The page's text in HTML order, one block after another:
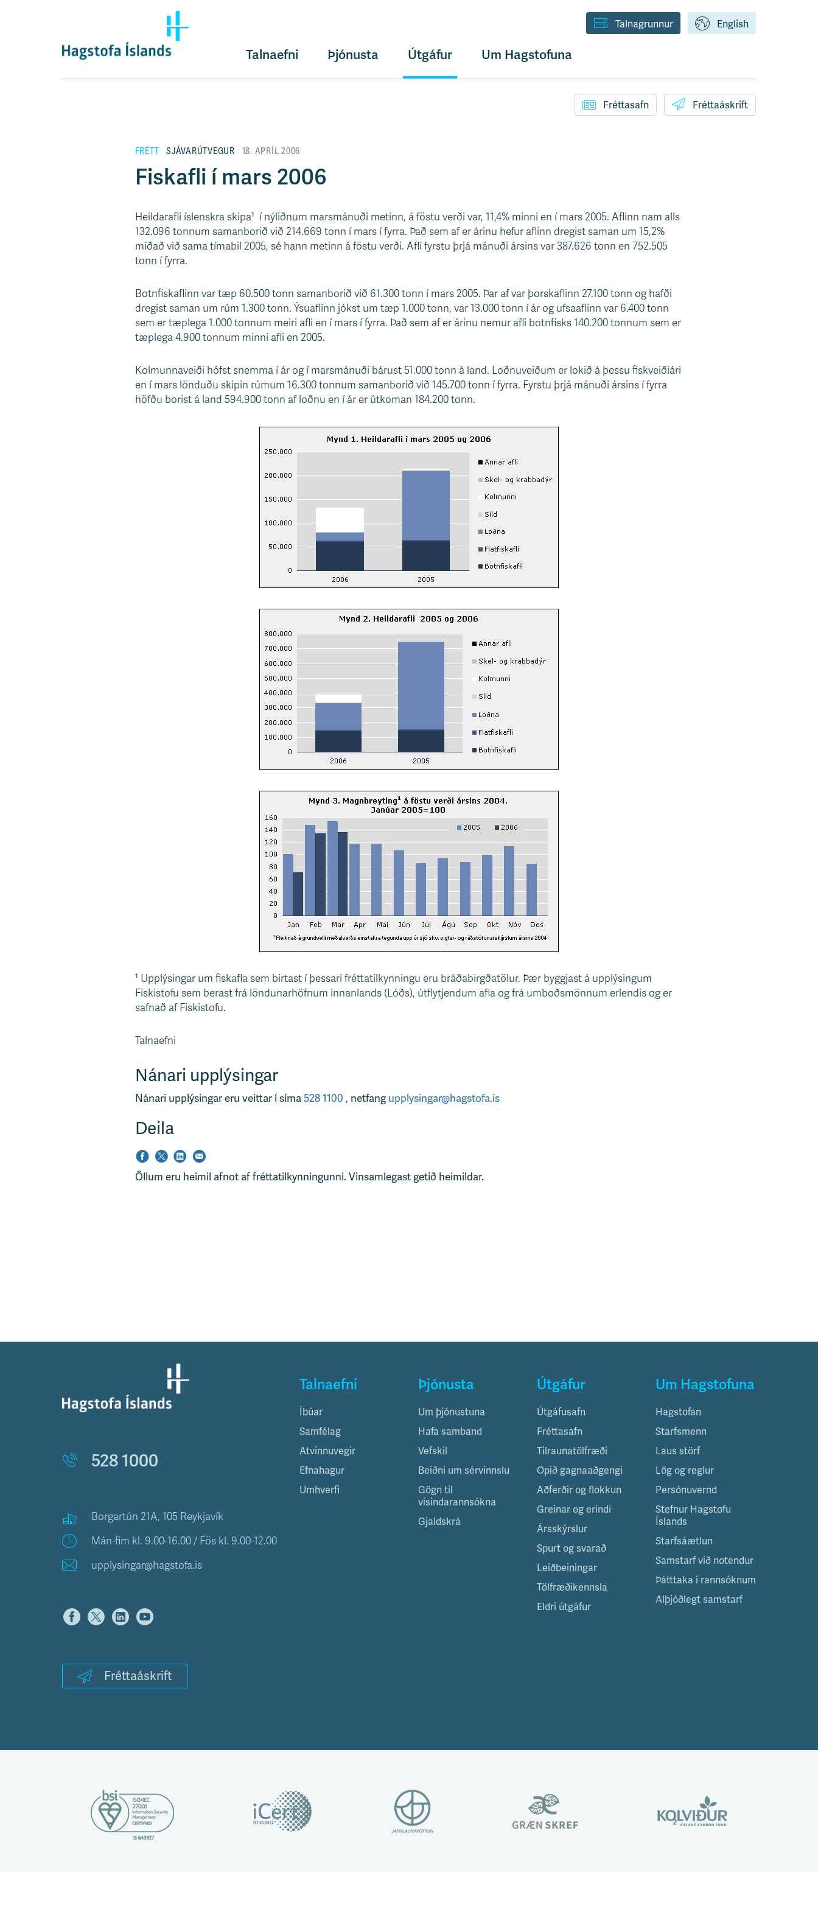
English
Talnagrunnur
Talnaefni Þjónusta Útgáfur Um Hagstofuna
Fréttasafn Fréttaáskrift
FRÉTT SJÁVARÚTVEGUR 18. APRÍL 2006
Fiskafli í mars 2006
Heildarafli íslenskra skipa¹ í nýliðnum marsmánuði metinn, á föstu verði var, 11,4% minni en í mars 2005. Aflinn nam alls
132.096 tonnum samanborið við 214.669 tonn í mars í fyrra. Það sem af er árinu hefur aflinn dregist saman um 15,2%
miðað við sama tímabil 2005, sé hann metinn á föstu verði. Afli fyrstu þrjá mánuði ársins var 387.626 tonn en 752.505
tonn í fyrra.
Botnfiskaflinn var tæp 60.500 tonn samanborið við 61.300 tonn í mars 2005. Þar af var þorskaflinn 27.100 tonn og hafði
dregist saman um rúm 1.300 tonn. Ýsuaflinn jókst um tæp 1.000 tonn, var 13.000 tonn í ár og ufsaaflinn var 6.400 tonn
sem er tæplega 1.000 tonnum meiri afli en í mars í fyrra. Það sem af er árinu nemur afli botnfisks 140.200 tonnum sem er
tæplega 4.900 tonnum minni afli en 2005.
Kolmunnaveiði hófst snemma í ár og í marsmánuði bárust 51.000 tonn á land. Loðnuveiðum er lokið á þessu fiskveiðiári
en í mars lönduðu skipin rúmum 16.300 tonnum samanborið við 145.700 tonn í fyrra. Fyrstu þrjá mánuði ársins í fyrra
höfðu borist á land 594.900 tonn af loðnu en í ár er útkoman 184.200 tonn.
¹ Upplýsingar um fiskafla sem birtast í þessari fréttatilkynningu eru bráðabirgðatölur. Þær byggjast á upplýsingum
Fiskistofu sem berast frá löndunarhöfnum innanlands (Lóðs), útflytjendum afla og frá umboðsmönnum erlendis og er
safnað af Fiskistofu.
Talnaefni
Nánari upplýsingar
Nánari upplýsingar eru veittar í síma528 1100 , netfangupplysingar@hagstofa.is
Deila
Öllum eru heimil afnot af fréttatilkynningunni. Vinsamlegast getið heimildar.
528 1000
Borgartún 21A, 105 Reykjavík
Mán-fim kl. 9.00-16.00 / Fös kl. 9.00-12.00
upplysingar@hagstofa.is
Fréttaáskrift
Talnaefni
Íbúar
Samfélag
Atvinnuvegir
Efnahagur
Umhverfi
Þjónusta
Um þjónustuna
Hafa samband
Vefskil
Beiðni um sérvinnslu
Gögn til
vísindarannsókna
Gjaldskrá
Útgáfur
Útgáfusafn
Fréttasafn
Tilraunatölfræði
Opið gagnaaðgengi
Aðferðir og flokkun
Greinar og erindi
Ársskýrslur
Spurt og svarað
Leiðbeiningar
Tölfræðikennsla
Eldri útgáfur
Um Hagstofuna
Hagstofan
Starfsmenn
Laus störf
Lög og reglur
Persónuvernd
Stefnur Hagstofu
Íslands
Starfsáætlun
Samstarf við notendur
Þátttaka í rannsóknum
Alþjóðlegt samstarf